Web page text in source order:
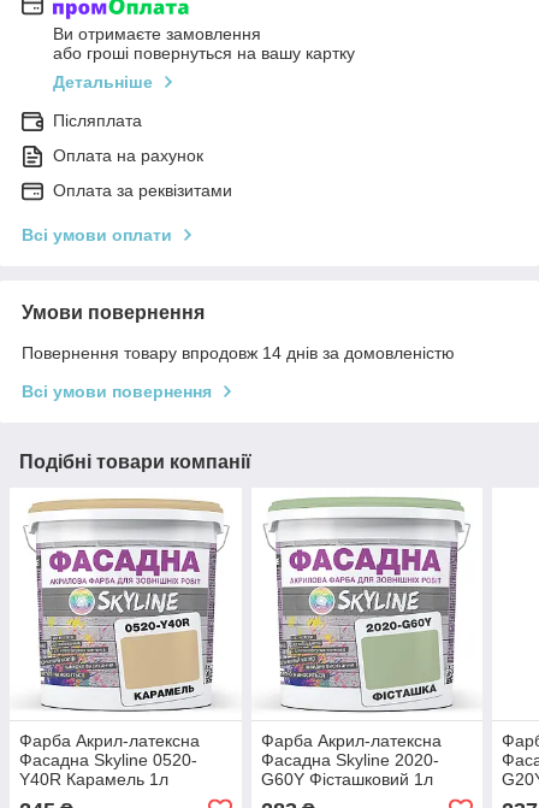
Ви отримаєте замовлення
або гроші повернуться на вашу картку
Детальніше
Післяплата
Оплата на рахунок
Оплата за реквізитами
Всі умови оплати
Умови повернення
Повернення товару впродовж 14 днів за домовленістю
Всі умови повернення
Подібні товари компанії
Фарба Акрил-латексна
Фасадна Skyline 0520-
Y40R Карамель 1л
Фарба Акрил-латексна
Фасадна Skyline 2020-
G60Y Фісташковий 1л